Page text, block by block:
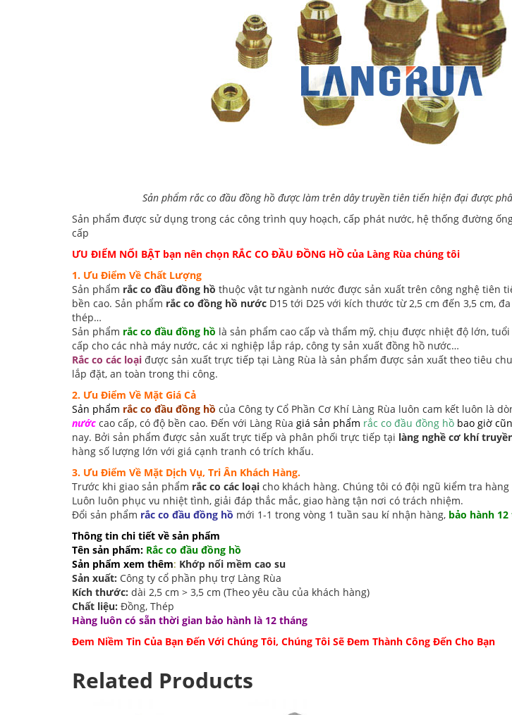
Sản phẩm rắc co đầu đồng hồ được làm trên dây truyền tiên tiến hiện đại được
Sản phẩm được sử dụng trong các công trình quy hoạch, cấp phát nước, hệ thống đường
cấp
ƯU ĐIỂM NỔI BẬT bạn nên chọn RẮC CO ĐẦU ĐỒNG HỒ của Làng Rùa chúng tôi
1. Ưu Điểm Về Chất Lượng
Sản phẩm rắc co đầu đồng hồ thuộc vật tư ngành nước được sản xuất trên công nghệ tiên
bền cao. Sản phẩm rắc co đồng hồ nước D15 tới D25 với kích thước từ 2,5 cm đến 3,5 cm,
thép…
Sản phẩm rắc co đầu đồng hồ là sản phẩm cao cấp và thẩm mỹ, chịu được nhiệt độ lớn,
cấp cho các nhà máy nước, các xi nghiệp lắp ráp, công ty sản xuất đồng hồ nước…
Rắc co các loại được sản xuất trực tiếp tại Làng Rùa là sản phẩm được sản xuất theo tiêu
lắp đặt, an toàn trong thi công.
2. Ưu Điểm Về Mặt Giá Cả
Sản phẩm rắc co đầu đồng hồ của Công ty Cổ Phần Cơ Khí Làng Rùa luôn cam kết luôn là
nước cao cấp, có độ bền cao. Đến với Làng Rùa giá sản phẩm rắc co đầu đồng hồ bao giờ
nay. Bởi sản phẩm được sản xuất trực tiếp và phân phối trực tiếp tại làng nghề cơ khí
hàng số lượng lớn với giá cạnh tranh có trích khấu.
3. Ưu Điểm Về Mặt Dịch Vụ, Tri Ân Khách Hàng.
Trước khi giao sản phẩm rắc co các loại cho khách hàng. Chúng tôi có đội ngũ kiểm tra
Luôn luôn phục vu nhiệt tình, giải đáp thắc mắc, giao hàng tận nơi có trách nhiệm.
Đổi sản phẩm rắc co đầu đồng hồ mới 1-1 trong vòng 1 tuần sau kí nhận hàng, bảo hành
Thông tin chi tiết về sản phẩm
Tên sản phẩm: Rắc co đầu đồng hồ
Sản phẩm xem thêm: Khớp nối mềm cao su
Sản xuất: Công ty cổ phần phụ trợ Làng Rùa
Kích thước: dài 2,5 cm > 3,5 cm (Theo yêu cầu của khách hàng)
Chất liệu: Đồng, Thép
Hàng luôn có sẵn thời gian bảo hành là 12 tháng
Đem Niềm Tin Của Bạn Đến Với Chúng Tôi, Chúng Tôi Sẽ Đem Thành Công Đến Cho Bạn
Related Products